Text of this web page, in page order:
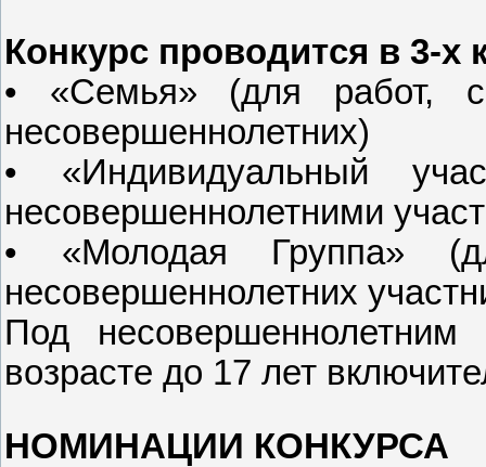
Конкурс проводится в 3-х
• «Семья» (для работ,
несовершеннолетних)
• «Индивидуальный
несовершеннолетними
• «Молодая Группа»
несовершеннолетних
Под
возрасте до 17 лет
НОМИНАЦИИ КОНКУРСА